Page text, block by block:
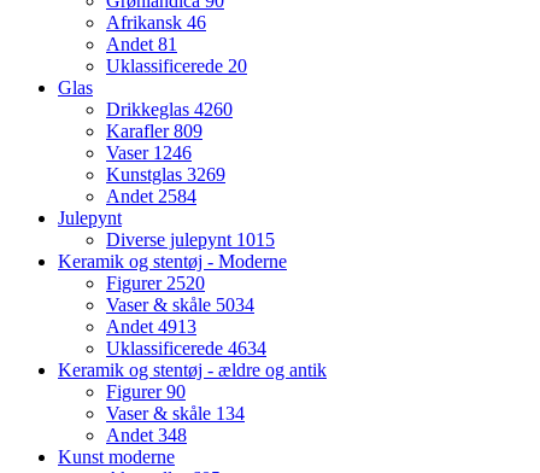
Afrikansk 46
Andet 81
Uklassificerede 20
Glas
Drikkeglas 4260
Karafler809
Vaser 1246
Kunstglas 3269
Andet 2584
Julepynt
Diverse julepynt 1015
Keramik og stentøj - Moderne
Figurer 2520
Vaser & skåle 5034
Andet 4913
Uklassificerede 4634
Keramik og stentøj - ældre og antik
Figurer90
Vaser & skåle 134
Andet 348
Kunst moderne